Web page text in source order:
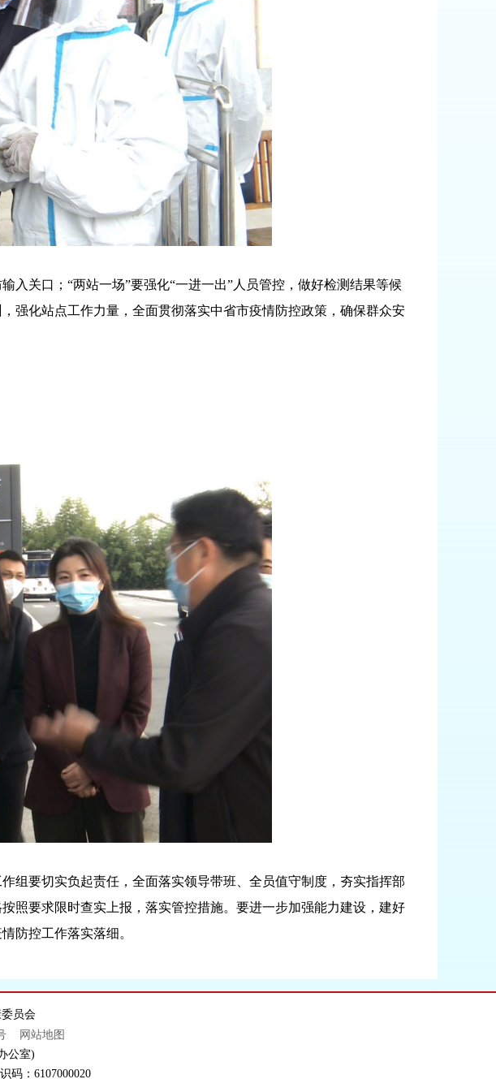
关口；“两站一场”要强化“一进一出”人员管控，做好检测结果等候
强化站点工作力量，全面贯彻落实中省市疫情防控政策，确保群众安
要切实负起责任，全面落实领导带班、全员值守制度，夯实指挥部
照要求限时查实上报，落实管控措施。要进一步加强能力建设，建好
防控工作落实落细。
员会
网站地图
公室)
码：6107000020